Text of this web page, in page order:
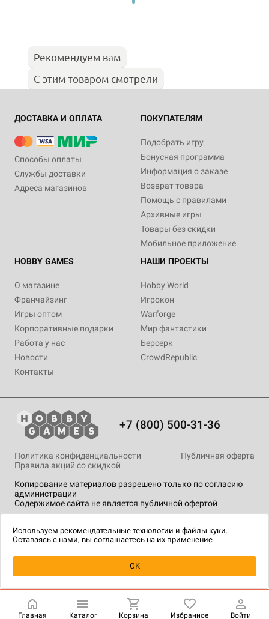
Купить| 1 990 ₽
Рекомендуем вам
С этим товаром смотрели
ДОСТАВКА И ОПЛАТА
Способы оплаты
Службы доставки
Адреса магазинов
ПОКУПАТЕЛЯМ
Подобрать игру
Бонусная программа
Информация о заказе
Возврат товара
Помощь с правилами
Архивные игры
Товары без скидки
Мобильное приложение
HOBBY GAMES
О магазине
Франчайзинг
Игры оптом
Корпоративные подарки
Работа у нас
Новости
Контакты
НАШИ ПРОЕКТЫ
Hobby World
Игрокон
Warforge
Мир фантастики
Берсерк
CrowdRepublic
+7 (800) 500-31-36
Копирование материалов разрешено только по согласию
администрации
Содержимое сайта не является публичной офертой
Политика конфиденциальности
Публичная оферта
Правила акций со скидкой
технологии.
Главная Каталог Корзина Избранное Войти
Используем рекомендательные технологии и файлы куки.
Оставаясь с нами, вы соглашаетесь на их применение
OK